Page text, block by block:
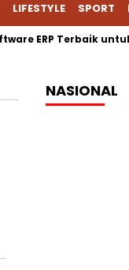
LIFESTYLE SPORT
ERP Terbaik
NASIONAL